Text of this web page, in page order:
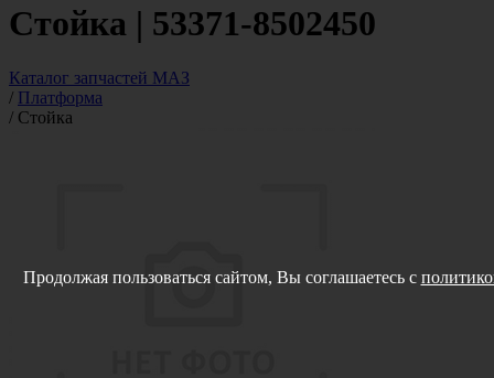
Стойка | 53371-8502450
Каталог запчастей МАЗ
/ Платформа
/ Стойка
Продолжая пользоваться сайтом, Вы соглашаетесь с